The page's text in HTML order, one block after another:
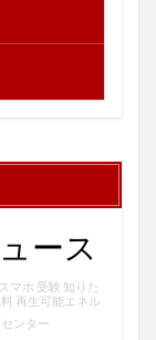
ース
スマホ 受験 知りた
再生可能エネル
ンター